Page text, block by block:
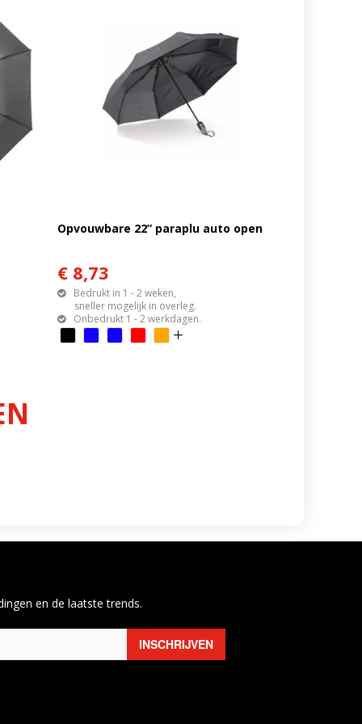
Opvouwbare 22” paraplu auto open
€ 8,73
Bedrukt in 1 - 2 weken,
sneller mogelijk in overleg.
Onbedrukt 1 - 2 werkdagen.
en de laatste trends.